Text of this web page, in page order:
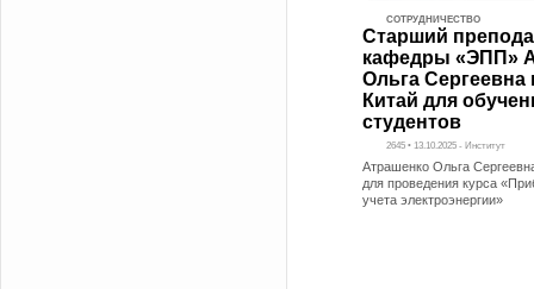
СОТРУДНИЧЕСТВО
Старший
кафедры «ЭПП»
Ольга
Китай для
студентов
2645 • 13.10.2025 - Институт
Атрашенко Ольга
для проведения курса
учета электроэнергии»